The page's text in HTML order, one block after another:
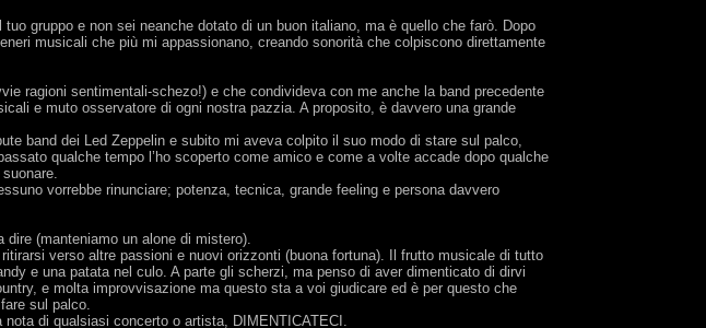
gruppo e non sei neanche dotato di un buon italiano, ma è quello che farò. Dopo
musicali che più mi appassionano, creando sonorità che colpiscono direttamente
ragioni sentimentali-schezo!) e che condivideva con me anche la band precedente
e muto osservatore di ogni nostra pazzia. A proposito, è davvero una grande
band dei Led Zeppelin e subito mi aveva colpito il suo modo di stare sul palco,
qualche tempo l’ho scoperto come amico e come a volte accade dopo qualche
vorrebbe rinunciare; potenza, tecnica, grande feeling e persona davvero
(manteniamo un alone di mistero).
verso altre passioni e nuovi orizzonti (buona fortuna). Il frutto musicale di tutto
e una patata nel culo. A parte gli scherzi, ma penso di aver dimenticato di dirvi
e molta improvvisazione ma questo sta a voi giudicare ed è per questo che
sul palco.
di qualsiasi concerto o artista, DIMENTICATECI.